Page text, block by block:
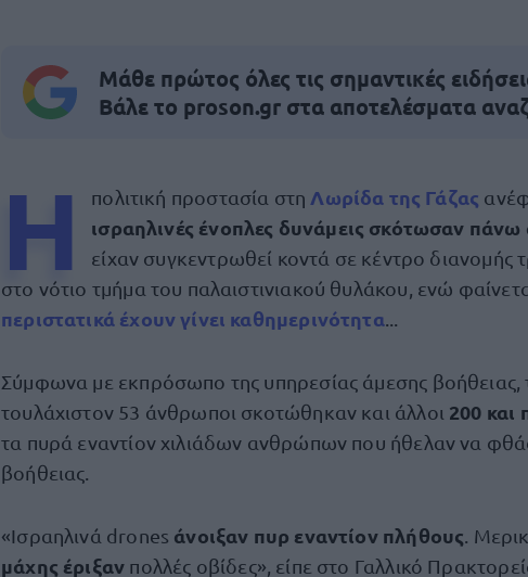
Μάθε πρώτος όλες τις σημαντικές
Βάλε το proson.gr στα αποτελέσματα
Η πολιτική προστασία στη Λωρίδα της Γάζας
ισραηλινές ένοπλες δυνάμεις σκότωσαν
είχαν συγκεντρωθεί κοντά σε κέντρο διανομής
στο νότιο τμήμα του παλαιστινιακού θυλάκου, ενώ
περιστατικά έχουν γίνει καθημερινότητα
Σύμφωνα με εκπρόσωπο της υπηρεσίας άμεσης
τουλάχιστον 53 άνθρωποι σκοτώθηκαν και άλλοι 200 και
τα πυρά εναντίον χιλιάδων ανθρώπων που ήθελαν να
βοήθειας.
«Ισραηλινά drones άνοιξαν πυρ εναντίον πλήθους .
μάχης έριξαν πολλές οβίδες», είπε στο Γαλλικό